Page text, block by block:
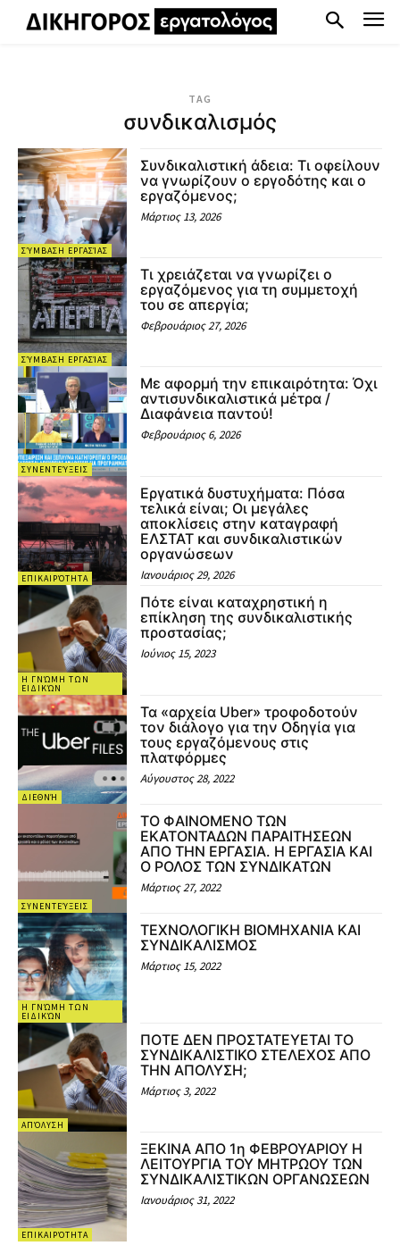
TAG
συνδικαλισμός
ΣΎΜΒΑΣΗ ΕΡΓΑΣΊΑΣ
Συνδικαλιστική άδεια: Τι οφείλουν
να γνωρίζουν ο εργοδότης και ο
εργαζόμενος;
Μάρτιος 13, 2026
ΣΎΜΒΑΣΗ ΕΡΓΑΣΊΑΣ
Τι χρειάζεται να γνωρίζει ο
εργαζόμενος για τη συμμετοχή
του σε απεργία;
Φεβρουάριος 27, 2026
ΣΥΝΕΝΤΕΎΞΕΙΣ
Με αφορμή την επικαιρότητα: Όχι
αντισυνδικαλιστικά μέτρα /
Διαφάνεια παντού!
Φεβρουάριος 6, 2026
ΕΠΙΚΑΙΡΌΤΗΤΑ
Εργατικά δυστυχήματα: Πόσα
τελικά είναι; Οι μεγάλες
αποκλίσεις στην καταγραφή
ΕΛΣΤΑΤ και συνδικαλιστικών
οργανώσεων
Ιανουάριος 29, 2026
Η ΓΝΏΜΗ ΤΩΝ
ΕΙΔΙΚΏΝ
Πότε είναι καταχρηστική η
επίκληση της συνδικαλιστικής
προστασίας;
Ιούνιος 15, 2023
ΔΙΕΘΝΉ
Τα «αρχεία Uber» τροφοδοτούν
τον διάλογο για την Οδηγία για
τους εργαζόμενους στις
πλατφόρμες
Αύγουστος 28, 2022
ΣΥΝΕΝΤΕΎΞΕΙΣ
ΤΟ ΦΑΙΝΟΜΕΝΟ ΤΩΝ
ΕΚΑΤΟΝΤΑΔΩΝ ΠΑΡΑΙΤΗΣΕΩΝ
ΑΠΟ ΤΗΝ ΕΡΓΑΣΙΑ. Η ΕΡΓΑΣΙΑ ΚΑΙ
Ο ΡΟΛΟΣ ΤΩΝ ΣΥΝΔΙΚΑΤΩΝ
Μάρτιος 27, 2022
Η ΓΝΏΜΗ ΤΩΝ
ΕΙΔΙΚΏΝ
ΤΕΧΝΟΛΟΓΙΚΗ ΒΙΟΜΗΧΑΝΙΑ ΚΑΙ
ΣΥΝΔΙΚΑΛΙΣΜΟΣ
Μάρτιος 15, 2022
ΑΠΌΛΥΣΗ
ΠΟΤΕ ΔΕΝ ΠΡΟΣΤΑΤΕΥΕΤΑΙ ΤΟ
ΣΥΝΔΙΚΑΛΙΣΤΙΚΟ ΣΤΕΛΕΧΟΣ ΑΠΟ
ΤΗΝ ΑΠΟΛΥΣΗ;
Μάρτιος 3, 2022
ΕΠΙΚΑΙΡΌΤΗΤΑ
ΞΕΚΙΝΑ ΑΠΟ 1η ΦΕΒΡΟΥΑΡΙΟΥ Η
ΛΕΙΤΟΥΡΓΙΑ ΤΟΥ ΜΗΤΡΩΟΥ ΤΩΝ
ΣΥΝΔΙΚΑΛΙΣΤΙΚΩΝ ΟΡΓΑΝΩΣΕΩΝ
Ιανουάριος 31, 2022